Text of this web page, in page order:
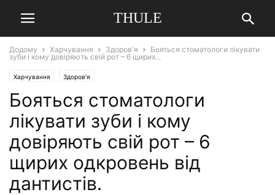
THULE
Додому Харчування Здоров'я
Бояться стоматологи лікувати
зуби і кому довіряють свій рот – 6 щирих...
Харчування Здоров'я
Бояться стоматологи
лікувати зуби і кому
довіряють свій рот – 6
щирих одкровень від
дантистів.